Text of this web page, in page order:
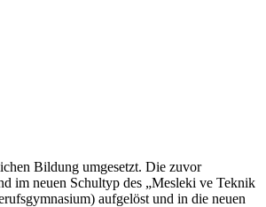
Bildung umgesetzt. Die zuvor
im neuen Schultyp des „Mesleki ve Teknik
aufgelöst und in die neuen